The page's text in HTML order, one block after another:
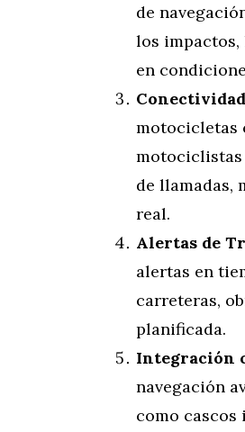
de
los
en
motocicletas
de llamadas,
real.
Alertas de
alertas en
carreteras,
planificada.
Integración
navegación
como